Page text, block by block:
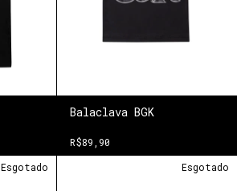
Balaclava BGK
R$89,90
Esgotado
Esgotado